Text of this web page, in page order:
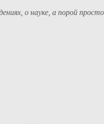
о науке, а порой просто